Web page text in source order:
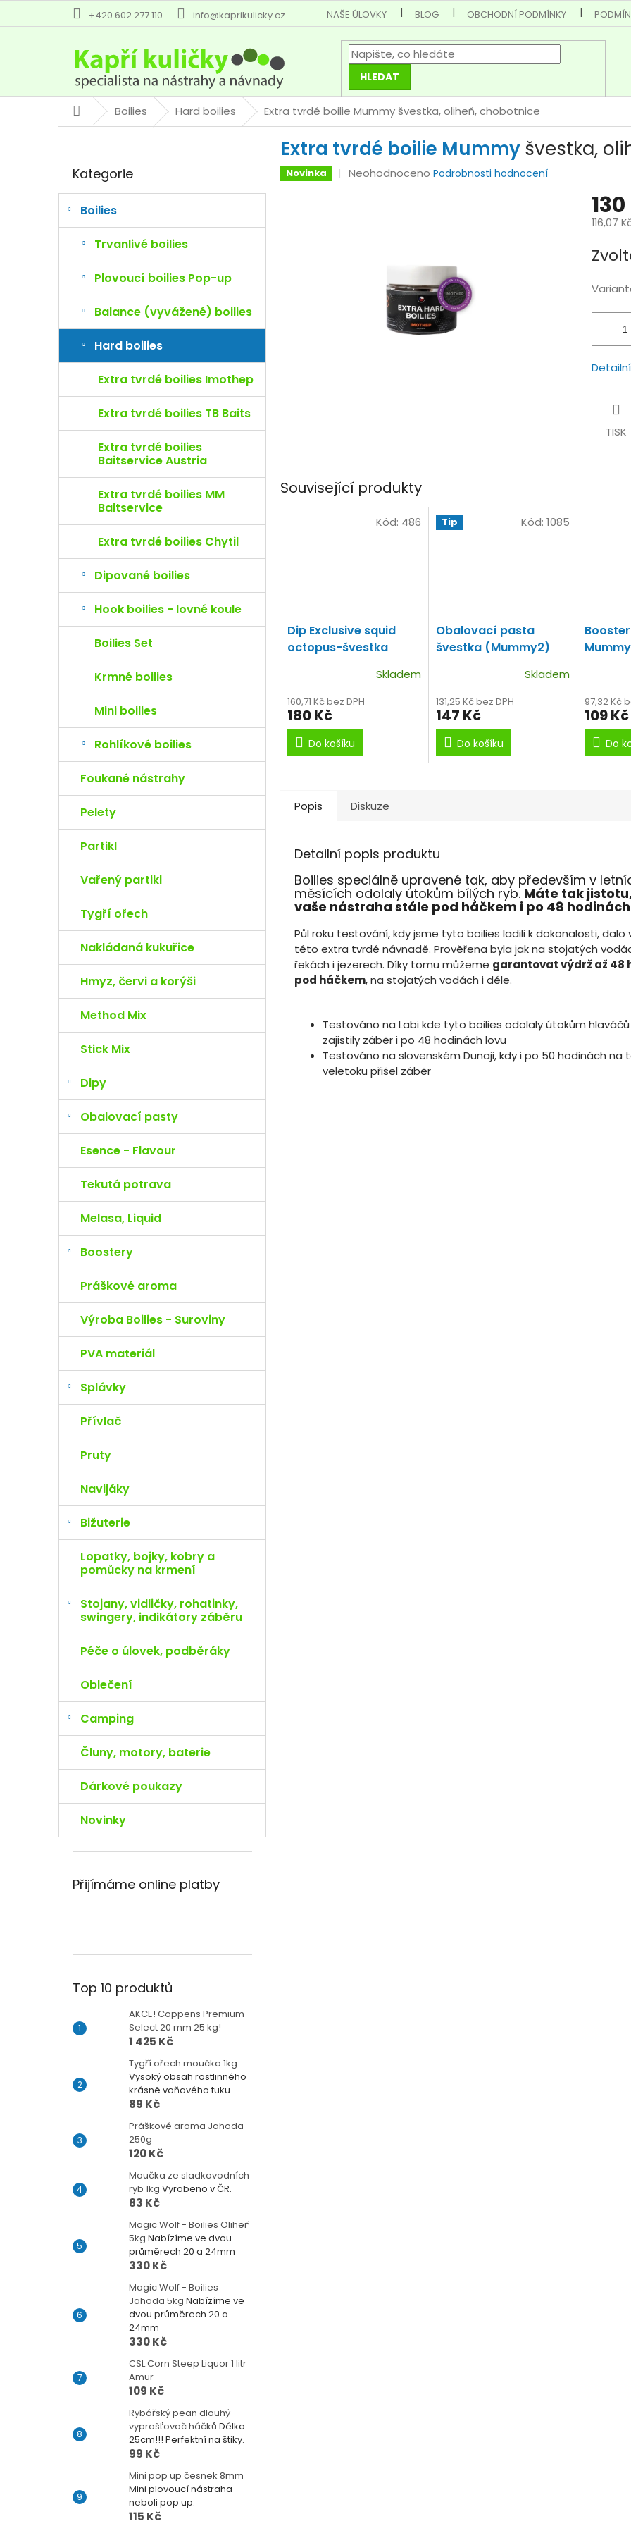
+420 602 277 110 info@kaprikulicky.cz NAŠE ÚLOVKY BLOG OBCHODNÍ PODMÍNKY
HLEDAT
DomůBoilies Hard boilies Extra tvrdé boilie Mummyšvestka, oliheň, chobotnice
r
n
í
l
kategorie
Kategorie
Boilies
Trvanlivé boilies
Plovoucí boilies Pop-up
Balance (vyvážené) boilies
Hard boilies
Extra tvrdé boilies Imothep
Extra tvrdé boilies TB Baits
Extra tvrdé boilies
Baitservice Austria
Extra tvrdé boilies MM
Baitservice
Extra tvrdé boilies Chytil
Dipované boilies
Hook boilies - lovné koule
Boilies Set
Krmné boilies
Mini boilies
Rohlíkové boilies
Foukané nástrahy
Pelety
Partikl
Vařený partikl
Tygří ořech
Nakládaná kukuřice
Hmyz, červi a korýši
Method Mix
Stick Mix
Dipy
Obalovací pasty
Esence - Flavour
Tekutá potrava
Melasa, Liquid
Boostery
Práškové aroma
Výroba Boilies - Suroviny
PVA materiál
Splávky
Přívlač
Pruty
Navijáky
Bižuterie
Lopatky, bojky, kobry a
pomůcky na krmení
Stojany, vidličky, rohatinky,
swingery, indikátory záběru
Péče o úlovek, podběráky
Oblečení
Camping
Čluny, motory, baterie
Dárkové poukazy
Novinky
Přijímáme online platby
Top 10 produktů
AKCE! Coppens Premium
Select 20 mm 25 kg!
1 425 Kč
Tygří ořech moučka 1kg
Vysoký obsah rostlinného
krásně voňavého tuku.
89 Kč
Práškové aroma Jahoda
250g
120 Kč
Moučka ze sladkovodních
ryb 1kg Vyrobeno v ČR.
83 Kč
Magic Wolf - Boilies Oliheň
5kg Nabízíme ve dvou
průměrech 20 a 24mm
330 Kč
Magic Wolf - Boilies
Jahoda 5kg Nabízíme ve
dvou průměrech 20 a
24mm
330 Kč
CSL Corn Steep Liquor 1 litr
Amur
109 Kč
Rybářský pean dlouhý -
vyprošťovač háčků Délka
25cm!!! Perfektní na štiky.
99 Kč
Mini pop up česnek 8mm
Mini plovoucí nástraha
neboli pop up.
115 Kč
Extra tvrdé boilie Mummyšvestka,
Novinka
Průměrné
hvězdiček.
Neohodnoceno Podrobnosti hodnocení
116,07
cena:
TISK
Související produkty
Dip Exclusive squid
octopus-švestka
Tekutý dip Chobotnice-
Švestka
Skladem
160,71 Kč bez DPH
180 Kč
Do košíku
Kód: 486 Tip
Obalovací pasta
švestka (Mummy2)
chobotnice, oliheňSkladem
131,25 Kč bez DPH
147 Kč
Do košíku
Kód: 1085
97,32 Kč
109 Kč
Do
Popis Diskuze
Detailní popis produktu
Boilies speciálně upravené tak, aby především v
měsících odolaly útokům bílých ryb. Máte tak
vaše nástraha stále pod háčkem i po 48
Půl roku testování, kdy jsme tyto boilies ladili k dokonalosti, dalo
této extra tvrdé návnadě. Prověřena byla jak na stojatých
řekách i jezerech. Díky tomu můžeme garantovat výdrž až 48
pod háčkem, na stojatých vodách i déle.
Testováno na Labi kde tyto boilies odolaly útokům
zajistily záběr i po 48 hodinách lovu
Testováno na slovenském Dunaji, kdy i po 50 hodinách na
veletoku přišel záběr